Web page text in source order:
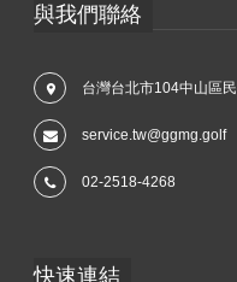
與我們聯絡
台灣台北市104中山區
service.tw@ggmg.golf
02-2518-4268
快速連結